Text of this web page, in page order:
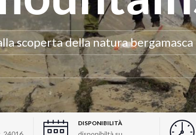
scoperta della natura bergamasca
DISPONIBILITÀ